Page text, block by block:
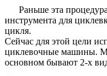
Раньше эта
инструмента для
цикля.
Сейчас для этой цели
циклевочные машины.
основном бывают 2-х